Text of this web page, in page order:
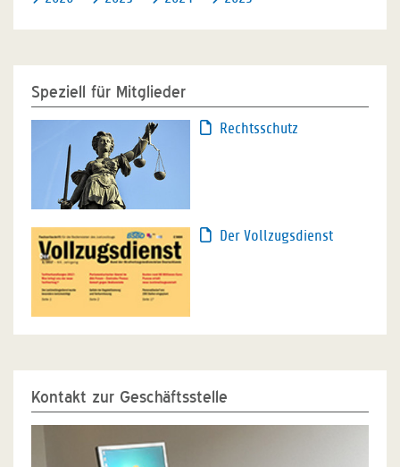
Speziell für Mitglieder
Rechtsschutz
Der Vollzugsdienst
Kontakt zur Geschäftsstelle